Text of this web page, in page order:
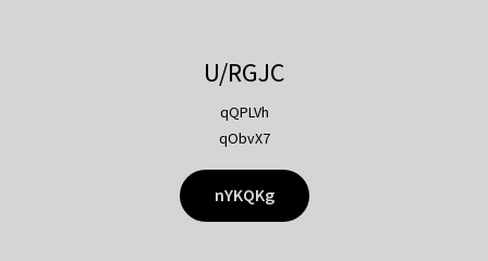
U/RGJC
qQPLVh
qObvX7
nYKQKg